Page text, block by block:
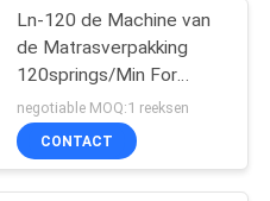
Ln-120 de Machine van
de Matrasverpakking
120springs/Min For
Mattress Pocket Spring
negotiable MOQ:1 reeksen
CONTACT